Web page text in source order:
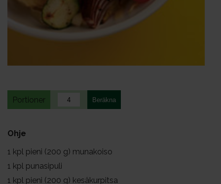
Portioner
Ohje
1 kpl pieni (200 g) munakoiso
1 kpl punasipuli
1 kpl pieni (200 g) kesäkurpitsa